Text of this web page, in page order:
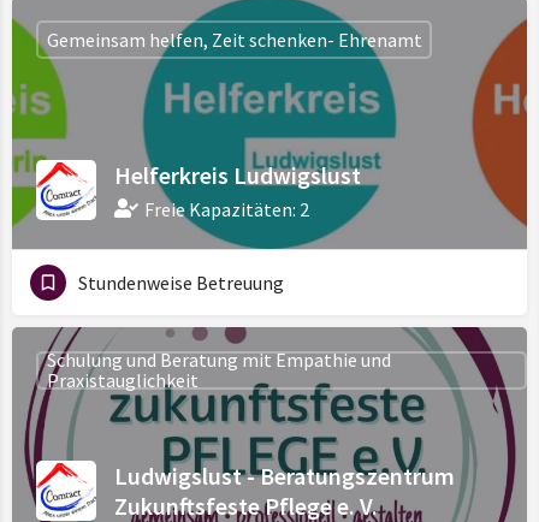
Helferkreis Ludwigslust
Freie Kapazitäten: 2
Gemeinsam helfen, Zeit schenken- Ehrenamt
Stundenweise Betreuung
Ludwigslust - Beratungszentrum
Zukunftsfeste Pflege e. V.
Schulung und Beratung mit Empathie und
Praxistauglichkeit